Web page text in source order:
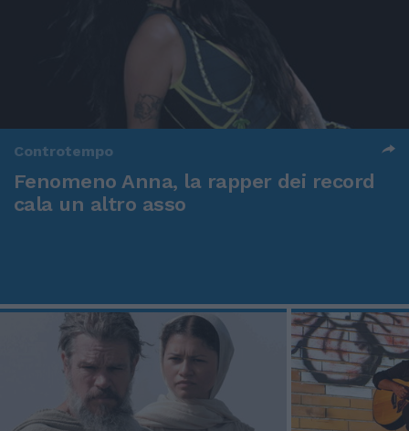
Controtempo
Fenomeno Anna, la rapper dei record
cala un altro asso